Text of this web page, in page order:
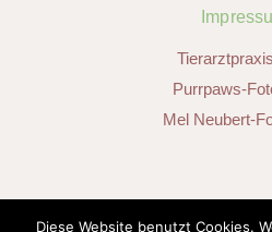
Purrpaws-
Mel Neubert-
SOCIAL
Diese Website benutzt Cookies.